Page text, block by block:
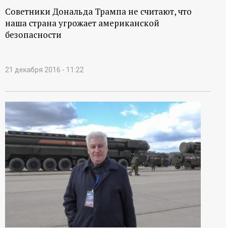
Советники Дональда Трампа не считают, что
наша страна угрожает американской
безопасности
21 декабря 2016 - 11:22